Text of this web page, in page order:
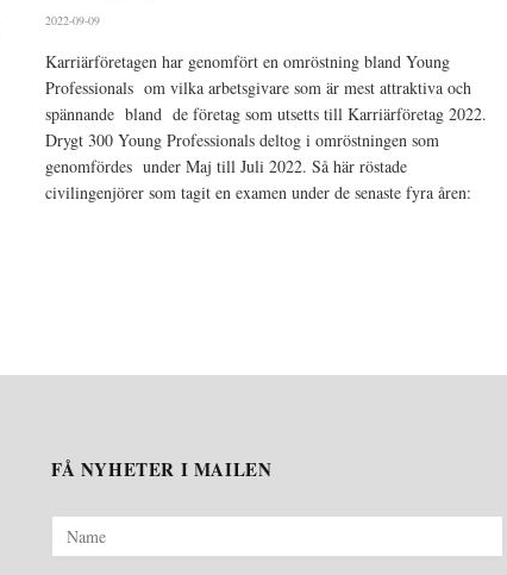
2022-09-09
Karriärföretagen har genomfört en omröstning bland Young
Professionals om vilka arbetsgivare som är mest attraktiva och
spännande bland de företag som utsetts till Karriärföretag 2022.
Drygt 300 Young Professionals deltog i omröstningen som
genomfördes under Maj till Juli 2022. Så här röstade
civilingenjörer som tagit en examen under de senaste fyra åren:
FÅ NYHETER I MAILEN